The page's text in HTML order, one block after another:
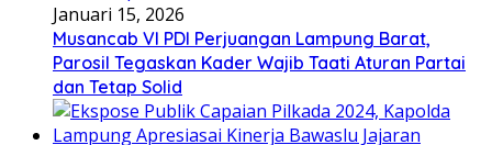
Januari 15, 2026
Musancab VI PDI Perjuangan Lampung Barat,
Parosil Tegaskan Kader Wajib Taati Aturan Partai
dan Tetap Solid